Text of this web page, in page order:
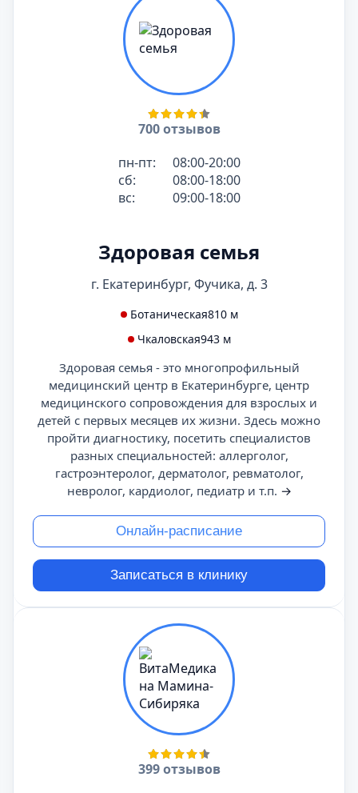
700 отзывов
пн-пт:
08:00-20:00
сб:
08:00-18:00
вс:
09:00-18:00
Здоровая семья
г. Екатеринбург, Фучика, д. 3
Ботаническая810 м
Чкаловская943 м
Здоровая семья - это многопрофильный
медицинский центр в Екатеринбурге, центр
медицинского сопровождения для взрослых и
детей с первых месяцев их жизни. Здесь можно
пройти диагностику, посетить специалистов
разных специальностей: аллерголог,
гастроэнтеролог, дерматолог, ревматолог,
невролог, кардиолог, педиатр и т.п. →
Онлайн-расписание
Записаться в клинику
399 отзывов